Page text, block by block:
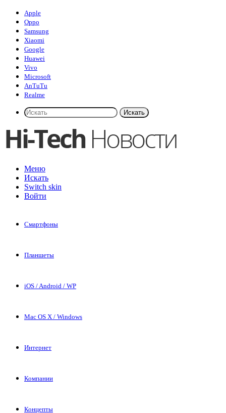
Apple
Oppo
Samsung
Xiaomi
Google
Huawei
Vivo
Microsoft
AnTuTu
Realme
Искать
Меню
Искать
Switch skin
Войти
Смартфоны
Планшеты
iOS / Android / WP
Mac OS X / Windows
Интернет
Компании
Концепты